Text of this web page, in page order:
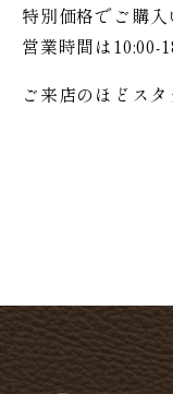
特別価格でご購入
営業時間は10:00-
ご来店のほどス